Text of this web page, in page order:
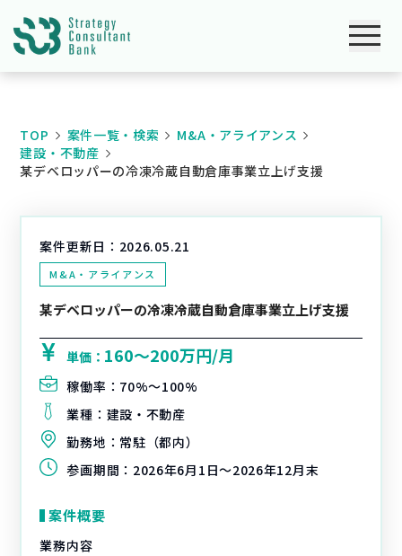
TOP 案件一覧・検索
M&A・アライアンス
建設・不動産
某デベロッパーの冷凍冷蔵自動倉庫事業立上げ支援
案件更新日： 2026.05.21
M&A・アライアンス
某デベロッパーの冷凍冷蔵自動倉庫事業立上げ支援
単価： 160〜200万円/月
稼働率： 70%〜100%
業種： 建設・不動産
勤務地： 常駐（都内）
参画期間： 2026年6月1日～2026年12月末
案件概要
業務内容